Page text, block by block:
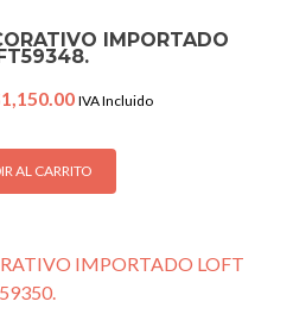
IMPORTADO
1,150.00Current
is:
$1,150.00.
IVA Incluido
AL CARRITO